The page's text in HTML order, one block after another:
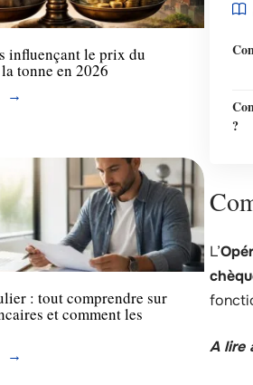
influençant le prix du
tonne en 2026
: tout comprendre sur
et comment les
?
L’
A lire